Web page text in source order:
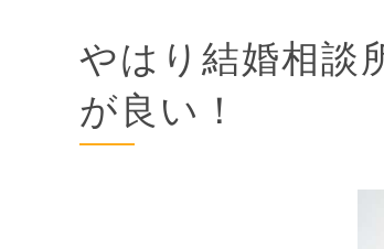
やはり結婚相談
が良い！